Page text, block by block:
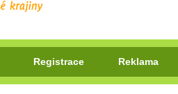
Registrace Reklama